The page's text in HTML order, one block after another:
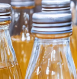
8 (800) 250-25-31
8 (800) 250-25-31
Сити, офис 403